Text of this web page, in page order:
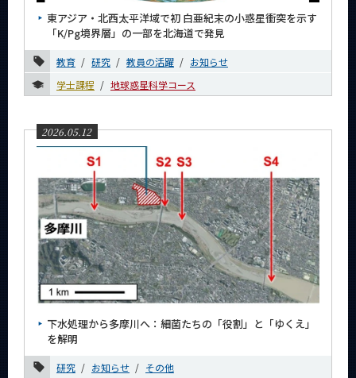
東アジア・北西太平洋域で初 白亜紀末の小惑星衝突を示す
「K/Pg境界層」の一部を北海道で発見
教育 研究 教員の活躍
お知らせ
学士課程
地球惑星科学コース
2026.05.12
下水処理から多摩川へ：細菌たちの「役割」と「ゆくえ」
を解明
研究 お知らせ
その他